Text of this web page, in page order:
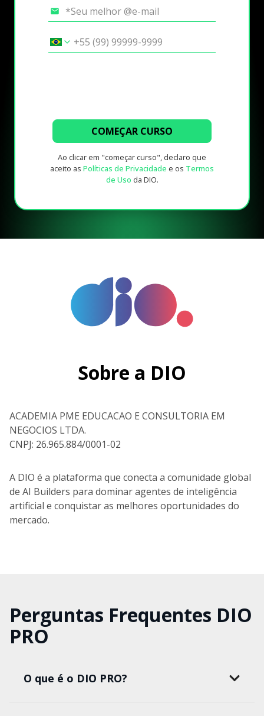
COMEÇAR CURSO
Ao clicar em "começar curso", declaro que
aceito as Políticas de Privacidade e os Termos
de Uso da DIO.
Sobre a DIO
ACADEMIA PME EDUCACAO E CONSULTORIA EM
NEGOCIOS LTDA.
CNPJ: 26.965.884/0001-02
A DIO é a plataforma que conecta a comunidade global
de AI Builders para dominar agentes de inteligência
artificial e conquistar as melhores oportunidades do
mercado.
Perguntas Frequentes DIO
PRO
O que é o DIO PRO?